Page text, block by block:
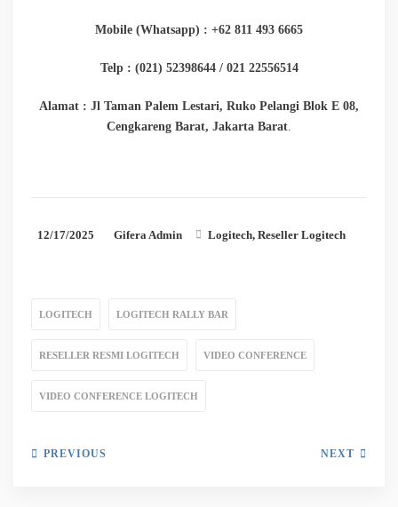
Mobile (Whatsapp) : +62 811 493 6665
Telp : (021) 52398644 / 021 22556514
Alamat : Jl Taman Palem Lestari, Ruko Pelangi Blok E 08,
Cengkareng Barat, Jakarta Barat.
12/17/2025 Gifera Admin Logitech, Reseller Logitech
LOGITECH LOGITECH RALLY BAR
RESELLER RESMI LOGITECH VIDEO CONFERENCE
VIDEO CONFERENCE LOGITECH
PREVIOUS NEXT